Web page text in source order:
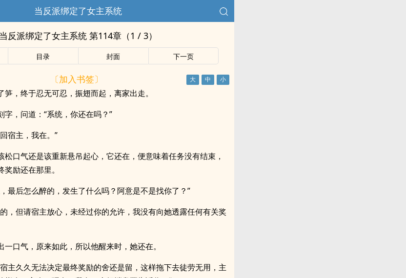
当反派绑定了女主系统
当反派绑定了女主系统 第114章（1 / 3）
目录 封面 下一页
〔加入书签〕
笋，终于忍无可忍，振翅而起，离家出走。
字，问道：“系统，你还在吗？”
宿主，我在。”
松口气还是该重新悬吊起心，它还在，便意味着任务没有结束，
励还在那里。
最后怎么醉的，发生了什么吗？阿意是不是找你了？”
，但请宿主放心，未经过你的允许，我没有向她透露任何有关奖
一口气，原来如此，所以他醒来时，她还在。
主久久无法决定最终奖励的舍还是留，这样拖下去徒劳无用，主